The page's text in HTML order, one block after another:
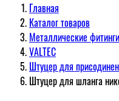
Главная
Каталог товаров
Металлические фитинги
VALTEC
Штуцер для
Штуцер для шланга